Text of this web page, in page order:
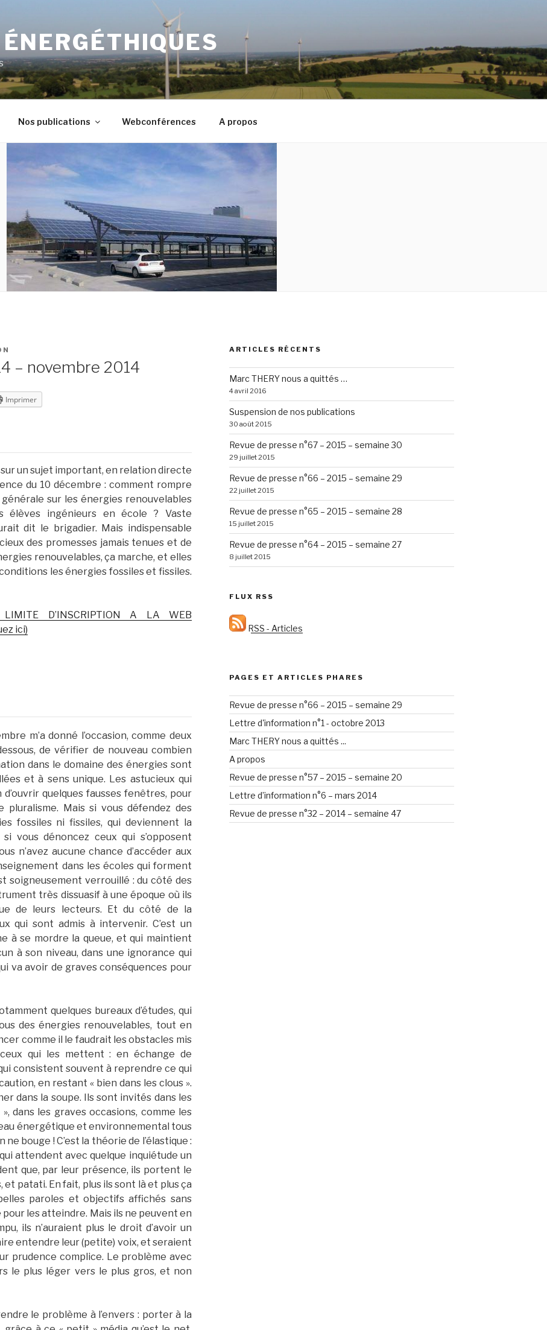
Nos publications Webconférences A propos
– novembre 2014
Imprimer
sur un sujet important, en relation directe
du 10 décembre : comment rompre
sur les énergies renouvelables
élèves ingénieurs en école ? Vaste
dit le brigadier. Mais indispensable
des promesses jamais tenues et de
renouvelables, ça marche, et elles
les énergies fossiles et fissiles.
D’INSCRIPTION A LA WEB
ici)
m’a donné l’occasion, comme deux
de vérifier de nouveau combien
dans le domaine des énergies sont
et à sens unique. Les astucieux qui
quelques fausses fenêtres, pour
Mais si vous défendez des
fossiles ni fissiles, qui deviennent la
vous dénoncez ceux qui s’opposent
n’avez aucune chance d’accéder aux
dans les écoles qui forment
soigneusement verrouillé : du côté des
très dissuasif à une époque où ils
de leurs lecteurs. Et du côté de la
qui sont admis à intervenir. C’est un
à se mordre la queue, et qui maintient
à son niveau, dans une ignorance qui
va avoir de graves conséquences pour
quelques bureaux d’études, qui
des énergies renouvelables, tout en
comme il le faudrait les obstacles mis
qui les mettent : en échange de
consistent souvent à reprendre ce qui
en restant « bien dans les clous ».
dans la soupe. Ils sont invités dans les
dans les graves occasions, comme les
énergétique et environnemental tous
bouge ! C’est la théorie de l’élastique :
attendent avec quelque inquiétude un
que, par leur présence, ils portent le
patati. En fait, plus ils sont là et plus ça
paroles et objectifs affichés sans
pour les atteindre. Mais ils ne peuvent en
ils n’auraient plus le droit d’avoir un
entendre leur (petite) voix, et seraient
prudence complice. Le problème avec
le plus léger vers le plus gros, et non
le problème à l’envers : porter à la
ARTICLES RÉCENTS
Marc THERY nous a quittés …
4 avril 2016
Suspension de nos publications
30 août 2015
Revue de presse n°67 – 2015 – semaine 30
29 juillet 2015
Revue de presse n°66 – 2015 – semaine 29
22 juillet 2015
Revue de presse n°65 – 2015 – semaine 28
15 juillet 2015
Revue de presse n°64 – 2015 – semaine 27
8 juillet 2015
FLUX RSS
RSS - Articles
PAGES ET ARTICLES PHARES
Revue de presse n°66 – 2015 – semaine 29
Lettre d'information n°1 - octobre 2013
Marc THERY nous a quittés ...
A propos
Revue de presse n°57 – 2015 – semaine 20
Lettre d’information n°6 – mars 2014
Revue de presse n°32 – 2014 – semaine 47